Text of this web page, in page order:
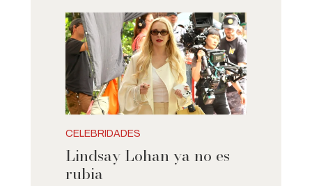
CELEBRIDADES
Lindsay Lohan ya no es
rubia